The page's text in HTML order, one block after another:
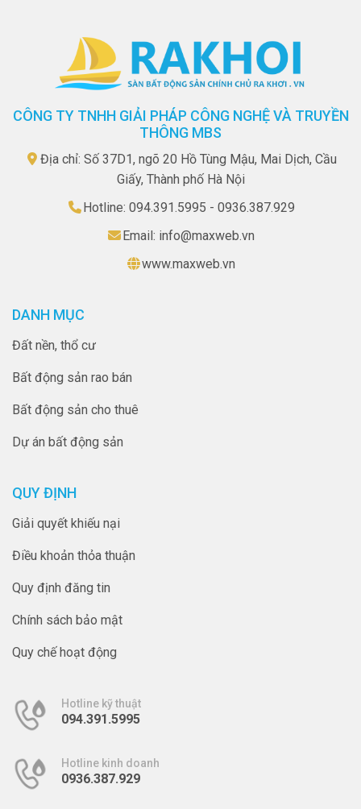
CÔNG TY TNHH GIẢI PHÁP CÔNG NGHỆ VÀ TRUYỀN
THÔNG MBS
Địa chỉ: Số 37D1, ngõ 20 Hồ Tùng Mậu, Mai Dịch, Cầu
Giấy, Thành phố Hà Nội
Hotline: 094.391.5995 - 0936.387.929
Email: info@maxweb.vn
www.maxweb.vn
DANH MỤC
Đất nền, thổ cư
Bất động sản rao bán
Bất động sản cho thuê
Dự án bất động sản
QUY ĐỊNH
Giải quyết khiếu nại
Điều khoản thỏa thuận
Quy định đăng tin
Chính sách bảo mật
Quy chế hoạt động
Hotline kỹ thuật
094.391.5995
Hotline kinh doanh
0936.387.929